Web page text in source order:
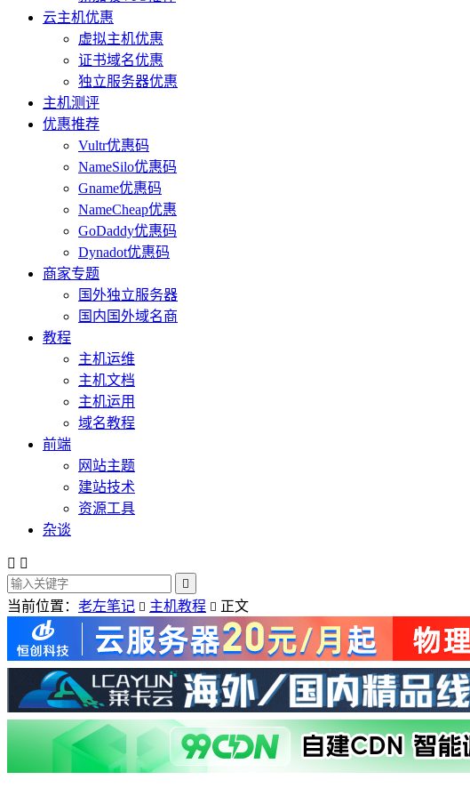
云主机优惠
虚拟主机优惠
证书域名优惠
独立服务器优惠
主机测评
优惠推荐
Vultr优惠码
NameSilo优惠码
Gname优惠码
NameCheap优惠
GoDaddy优惠码
Dynadot优惠码
商家专题
国外独立服务器
国内国外域名商
教程
主机运维
主机文档
主机运用
域名教程
前端
网站主题
建站技术
资源工具
杂谈
 

当前位置： 老左笔记  主机教程  正文